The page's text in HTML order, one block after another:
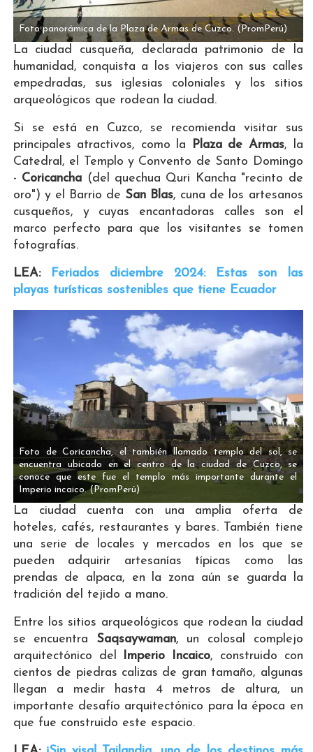
Foto panorámica de la Plaza de Armas de Cuzco.(PromPerú)
La ciudad cusqueña, declarada patrimonio de la
humanidad, conquista a los viajeros con sus calles
empedradas, sus iglesias coloniales y los sitios
arqueológicos que rodean la ciudad.
Si se está en Cuzco, se recomienda visitar sus
principales atractivos, como la
Plaza de Armas, la
Catedral, el Templo y Convento de Santo Domingo
- Coricancha (del quechua Quri Kancha "recinto de
oro") y el Barrio de San Blas, cuna de los artesanos
cusqueños, y cuyas encantadoras calles son el
marco perfecto para que los visitantes se tomen
fotografías.
LEA:
Feriados diciembre 2024: Estas son las
playas turísticas sostenibles que tiene Ecuador
Foto de Coricancha, el también llamado templo del sol, se
encuentra ubicado en el centro de la ciudad de Cuzco, se
conoce que este fue el templo más importante durante el
Imperio incaico. (PromPerú)
La ciudad cuenta con una amplia oferta de
hoteles, cafés, restaurantes y bares. También tiene
una serie de locales y mercados en los que se
pueden adquirir artesanías típicas como las
prendas de alpaca, en la zona aún se guarda la
tradición del tejido a mano.
Entre los sitios arqueológicos que rodean la ciudad
se encuentra Saqsaywaman, un colosal complejo
arquitectónico del Imperio Incaico, construido con
cientos de piedras calizas de gran tamaño, algunas
llegan a medir hasta 4 metros de altura, un
importante desafío arquitectónico para la época en
que fue construido este espacio.